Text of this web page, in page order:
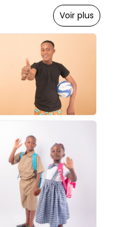
Voir plus